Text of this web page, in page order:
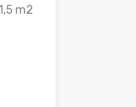
m2